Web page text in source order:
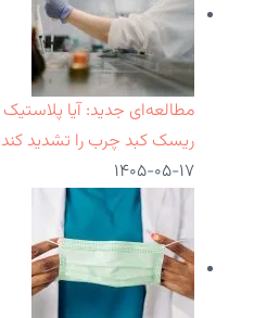
مطالعه‌ای جدید: آیا
ریسک کبد چرب را تشدید
۱۴۰۵-۰۵-۱۷